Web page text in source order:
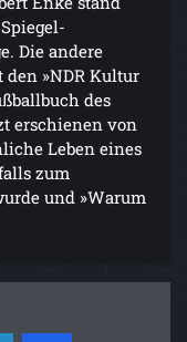
Die andere
den »NDR Kultur
des
erschienen von
Leben eines
zum
und »Warum